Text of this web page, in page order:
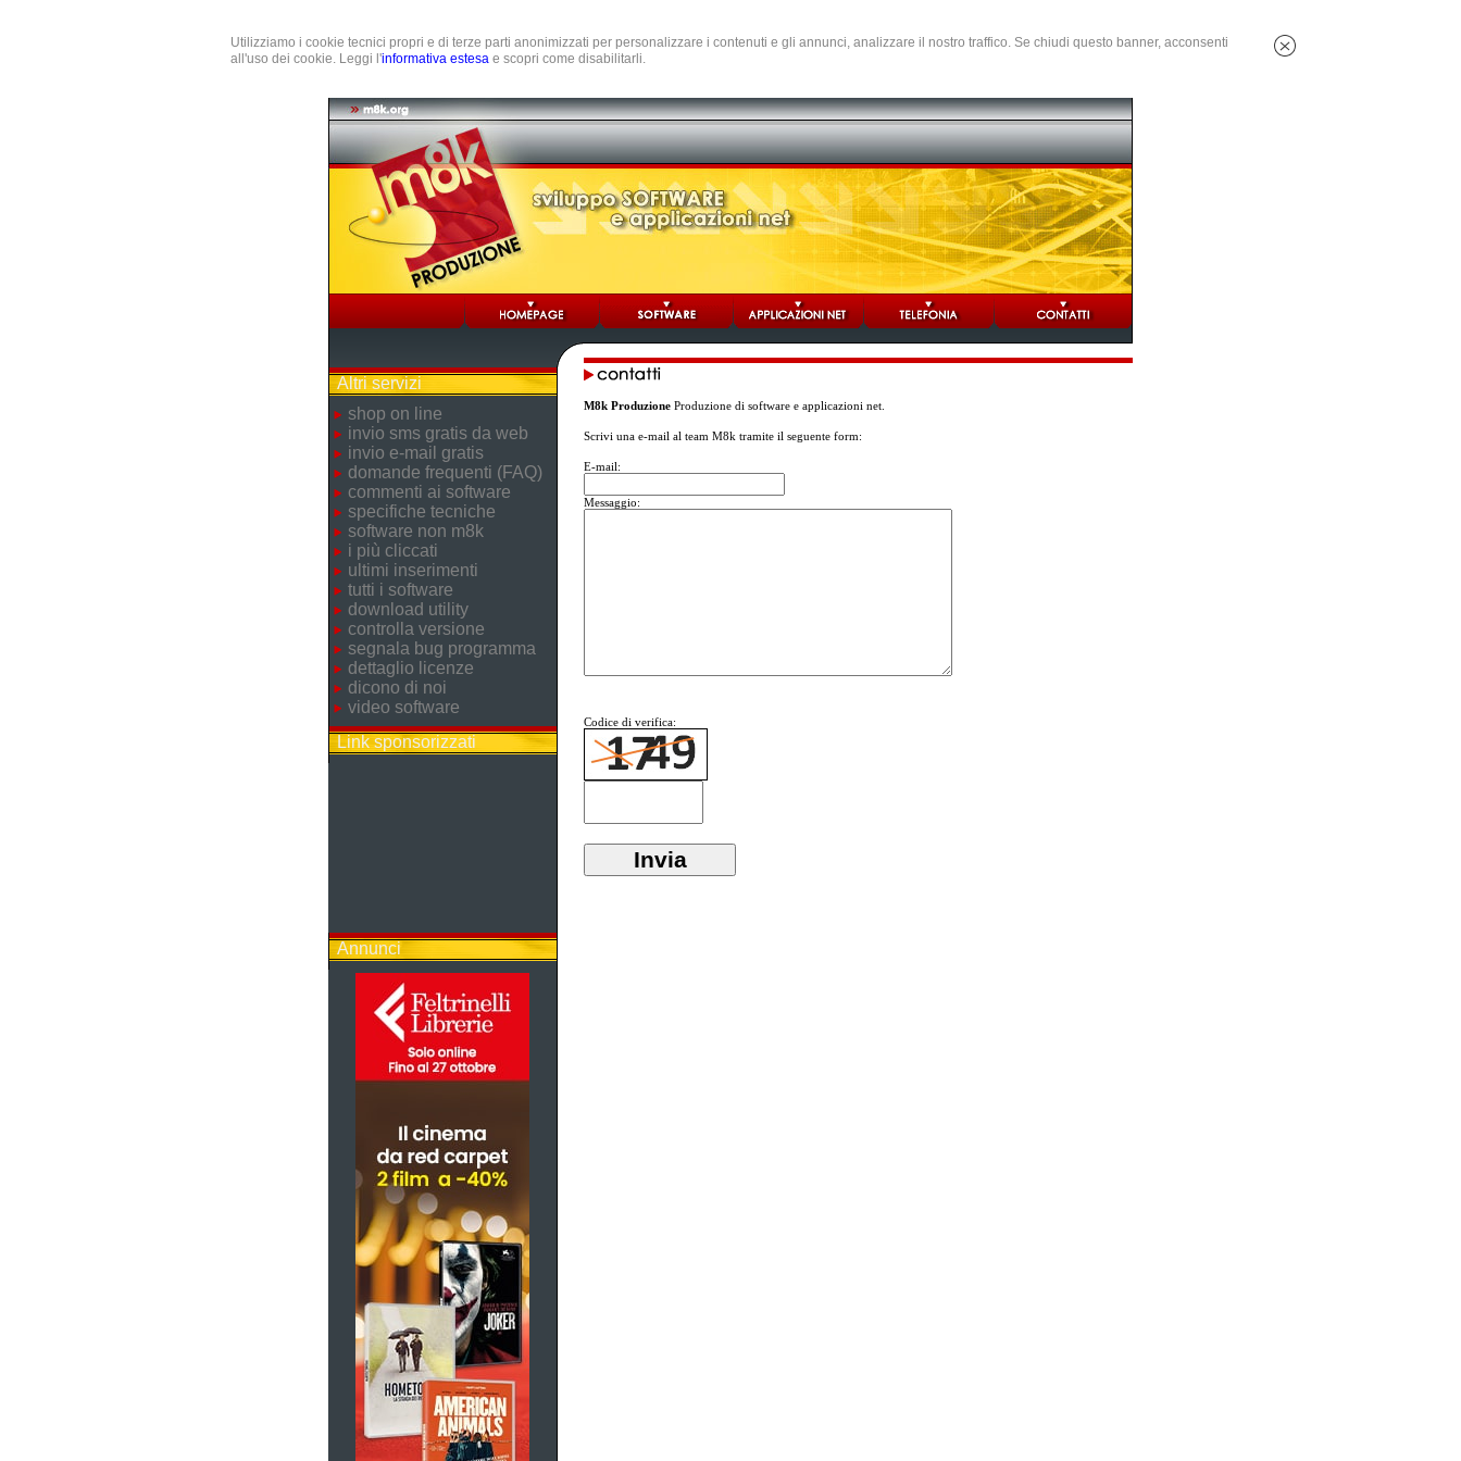
Utilizziamo i cookie tecnici propri e di terze parti anonimizzati per personalizzare i contenuti e gli annunci, analizzare il nostro traffico. Se chiudi questo banner, acconsenti
all'uso dei cookie. Leggi l'informativa estesa e scopri come disabilitarli.
Altri servizi
shop on line
invio sms gratis da web
invio e-mail gratis
domande frequenti (FAQ)
commenti ai software
specifiche tecniche
software non m8k
i più cliccati
ultimi inserimenti
tutti i software
download utility
controlla versione
segnala bug programma
dettaglio licenze
dicono di noi
video software
Link sponsorizzati
Annunci
M8k Produzione Produzione di software e applicazioni net.
Scrivi una e-mail al team M8k tramite il seguente form:
E-mail:
Messaggio:
Codice di verifica: